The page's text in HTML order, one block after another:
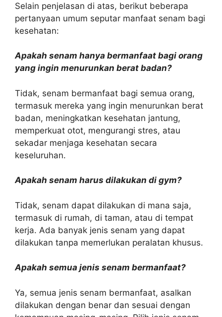
Selain penjelasan di atas, berikut beberapa
pertanyaan umum seputar manfaat senam bagi
kesehatan:
Apakah senam hanya bermanfaat bagi orang
yang ingin menurunkan berat badan?
Tidak, senam bermanfaat bagi semua orang,
termasuk mereka yang ingin menurunkan berat
badan, meningkatkan kesehatan jantung,
memperkuat otot, mengurangi stres, atau
sekadar menjaga kesehatan secara
keseluruhan.
Apakah senam harus dilakukan di gym?
Tidak, senam dapat dilakukan di mana saja,
termasuk di rumah, di taman, atau di tempat
kerja. Ada banyak jenis senam yang dapat
dilakukan tanpa memerlukan peralatan khusus.
Apakah semua jenis senam bermanfaat?
Ya, semua jenis senam bermanfaat, asalkan
dilakukan dengan benar dan sesuai dengan